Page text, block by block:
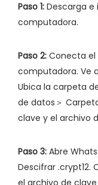
Paso 1: Descarga e
computadora.
Paso 2: Conecta el
computadora. Ve
Ubica la carpeta
de datos＞
clave y el archivo
Paso 3: Abre
Descifrar .crypt12.